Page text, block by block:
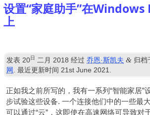
设置“家庭助手”在Windows
上
发表20日 二月 2018 经过乔恩·斯凯夫 & 归档
网. 最近更新时间21st June 2021.
正如我之前所写的，我有一系列“智能家居”
步试验这些设备. 一个连接他们中的一些最
可以通过“云”，这即使在高速网络可导致对